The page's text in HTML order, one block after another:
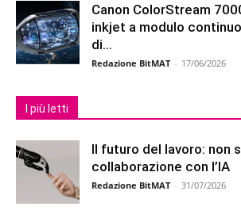
Canon ColorStream
inkjet a modulo
di...
Redazione BitMAT - 17/06/2026
I più letti
Il futuro del lavoro: non
collaborazione con l’IA
Redazione BitMAT - 31/07/2026